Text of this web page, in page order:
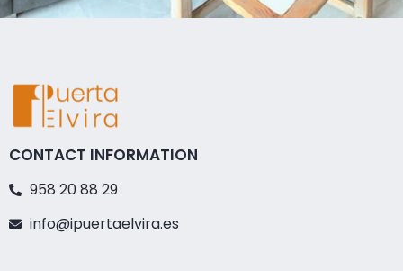
CONTACT INFORMATION
958 20 88 29
info@ipuertaelvira.es